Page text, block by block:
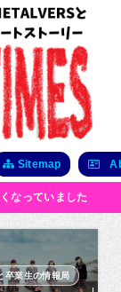
Sitemap
なっていました
卒業生の情報局